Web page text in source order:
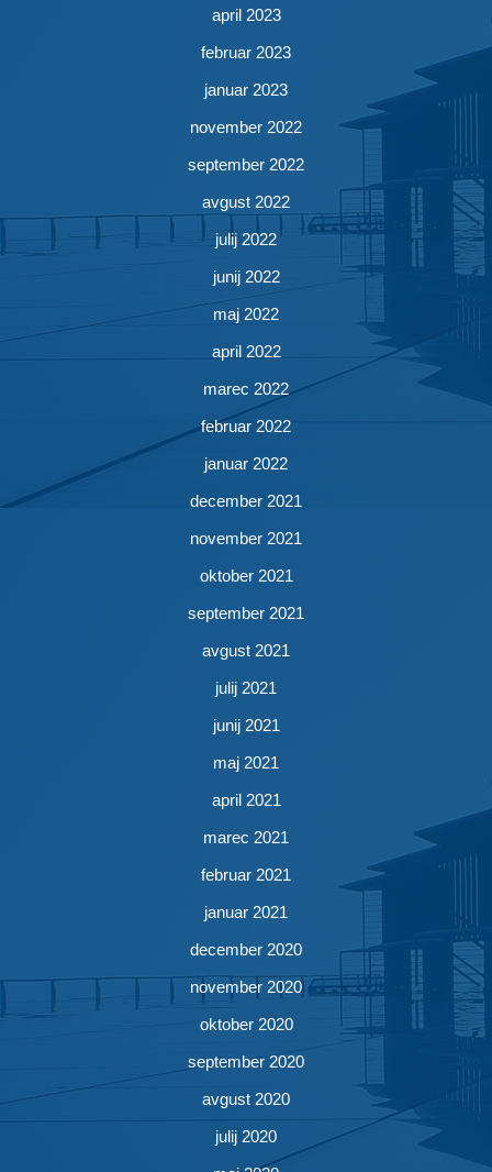
april 2023
februar 2023
januar 2023
november 2022
september 2022
avgust 2022
julij 2022
junij 2022
maj 2022
april 2022
marec 2022
februar 2022
januar 2022
december 2021
november 2021
oktober 2021
september 2021
avgust 2021
julij 2021
junij 2021
maj 2021
april 2021
marec 2021
februar 2021
januar 2021
december 2020
november 2020
oktober 2020
september 2020
avgust 2020
julij 2020